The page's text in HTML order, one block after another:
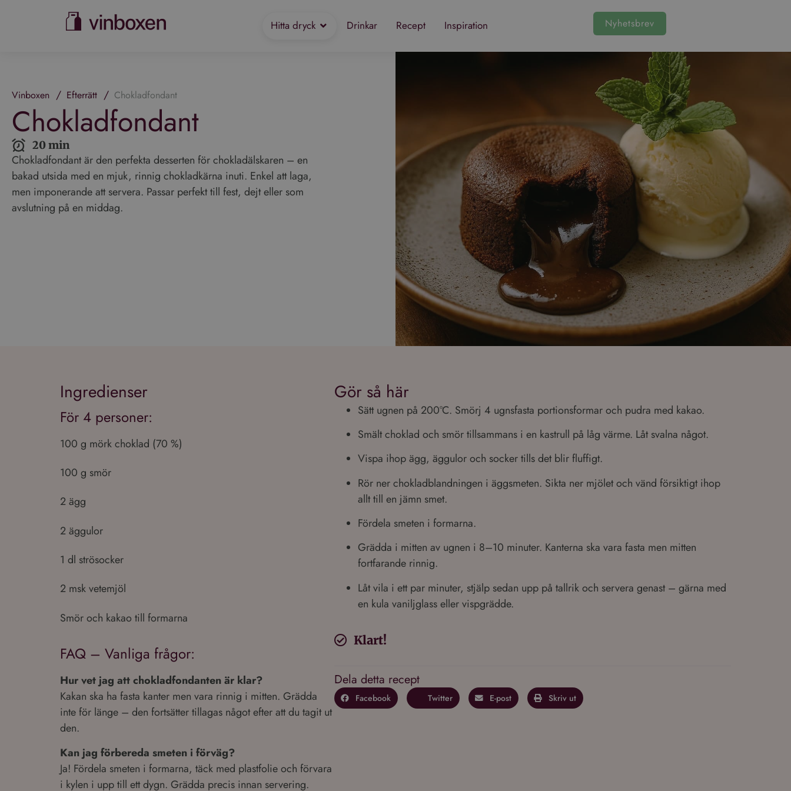
Hitta dryck Drinkar Recept Inspiration Nyhetsbrev
Vinboxen / Efterrätt / Chokladfondant
Chokladfondant
20 min
Chokladfondant är den perfekta desserten för chokladälskaren – en
bakad utsida med en mjuk, rinnig chokladkärna inuti. Enkel att laga,
men imponerande att servera. Passar perfekt till fest, dejt eller som
avslutning på en middag.
Ingredienser
För 4 personer:
100 g mörk choklad (70 %)
100 g smör
2 ägg
2 äggulor
1 dl strösocker
2 msk vetemjöl
Smör och kakao till formarna
FAQ – Vanliga frågor:
Hur vet jag att chokladfondanten är klar?
Kakan ska ha fasta kanter men vara rinnig i mitten. Grädda
inte för länge – den fortsätter tillagas något efter att du tagit ut
den.
Kan jag förbereda smeten i förväg?
Ja! Fördela smeten i formarna, täck med plastfolie och förvara
i kylen i upp till ett dygn. Grädda precis innan servering.
Gör så här
Sätt ugnen på 200°C. Smörj 4 ugnsfasta portionsformar och pudra med kakao.
Smält choklad och smör tillsammans i en kastrull på låg värme. Låt svalna något.
Vispa ihop ägg, äggulor och socker tills det blir fluffigt.
Rör ner chokladblandningen i äggsmeten. Sikta ner mjölet och vänd försiktigt ihop
allt till en jämn smet.
Fördela smeten i formarna.
Grädda i mitten av ugnen i 8–10 minuter. Kanterna ska vara fasta men mitten
fortfarande rinnig.
Låt vila i ett par minuter, stjälp sedan upp på tallrik och servera genast – gärna med
en kula vaniljglass eller vispgrädde.
Klart!
Dela detta recept
Facebook Twitter E-post Skriv ut